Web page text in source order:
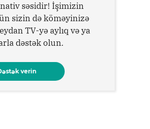
səsidir! İşimizin
sizin də köməyinizə
TV-yə aylıq və ya
dəstək olun.
verin